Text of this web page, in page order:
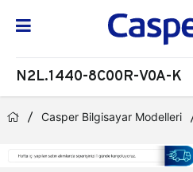
N2L.1440-8C00R-V0A-K
Casper Bilgisayar Modelleri